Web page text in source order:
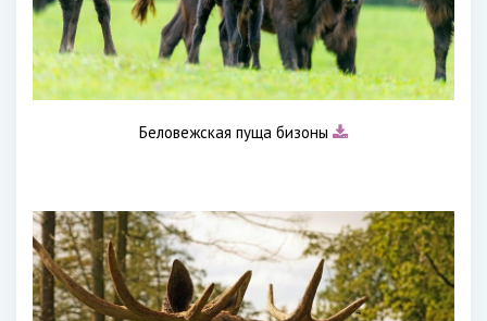
Беловежская пуща бизоны